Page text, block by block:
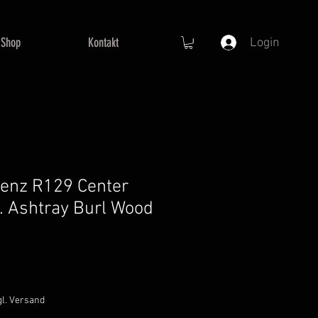
Shop Kontakt Login
R129 Center
Ashtray Burl Wood
Versand